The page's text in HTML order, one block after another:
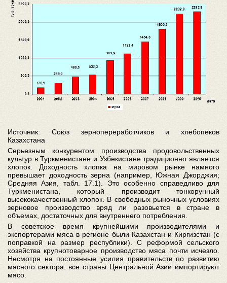
Источник: Союз зернопереработчиков и хлебопеков
Казахстана
Серьезным конкурентом производства продовольственных
культур в Туркменистане и Узбекистане традиционно является
хлопок. Доходность хлопка на мировом рынке намного
превышает доходность зерна (например, Южная Джорджия;
Средняя Азия, табл. 17.1). Это особенно справедливо для
Туркменистана, который производит тонкорунный
высококачественный хлопок. В свободных рыночных условиях
зерновое производство вряд ли разовьется в стране в
объемах, достаточных для внутреннего потребления.
В советское время крупнейшими производителями и
экспортерами мяса в регионе были Казахстан и Киргизстан (с
поправкой на размер республики). С реформой сельского
хозяйства крупнотоварное производство мяса почти исчезло.
Несмотря на постоянные усилия правительств по развитию
мясного сектора, все страны Центральной Азии импортируют
мясо.